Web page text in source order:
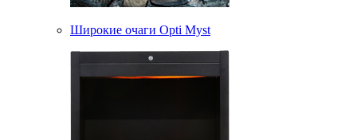
Широкие очаги Opti Myst